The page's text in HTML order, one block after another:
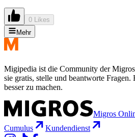
0 Likes
Mehr
Migipedia ist die Community der
sie gratis, stelle und beantworte
besser zu machen.
Migros
Cumulus
Kundendienst